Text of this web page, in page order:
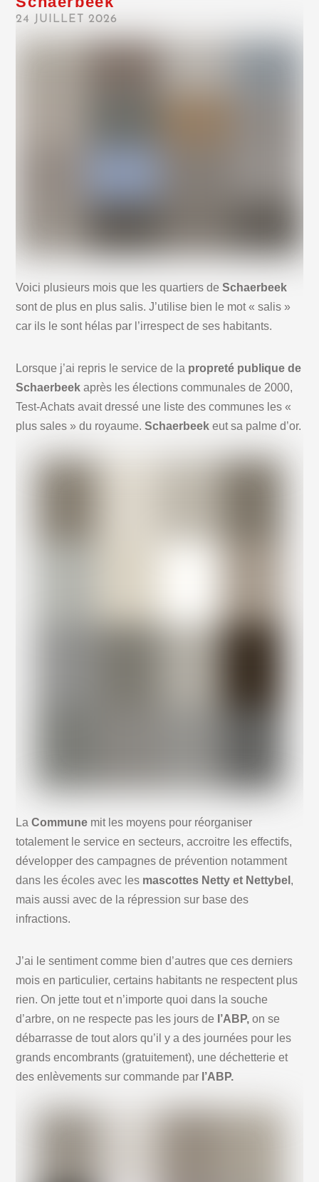
24 JUILLET 2026
Voici plusieurs mois que les quartiers deSchaerbeek
sont de plus en plus salis. J’utilise bien le mot « salis »
car ils le sont hélas par l’irrespect de ses habitants.
Lorsque j’ai repris le service de la propreté publique de
Schaerbeek après les élections communales de 2000,
Test-Achats avait dressé une liste des communes les «
plus sales » du royaume.Schaerbeek eut sa palme d’or.
LaCommune mit les moyens pour réorganiser
totalement le service en secteurs, accroitre les effectifs,
développer des campagnes de prévention notamment
dans les écoles avec les mascottes Netty et Nettybel ,
mais aussi avec de la répression sur base des
infractions.
J’ai le sentiment comme bien d’autres que ces derniers
mois en particulier, certains habitants ne respectent plus
rien. On jette tout et n’importe quoi dans la souche
d’arbre, on ne respecte pas les jours de l’ABP, on se
débarrasse de tout alors qu’il y a des journées pour les
grands encombrants (gratuitement), une déchetterie et
des enlèvements sur commande par l’ABP.